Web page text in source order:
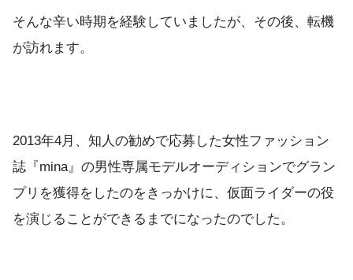
そんな辛い時期を経験していましたが、その後、転機
が訪れます。
2013年4月、知人の勧めで応募した女性ファッション
誌『mina』の男性専属モデルオーディションでグラン
プリを獲得をしたのをきっかけに、仮面ライダーの役
を演じることができるまでになったのでした。